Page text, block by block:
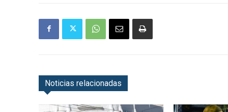
Noticias relacionadas